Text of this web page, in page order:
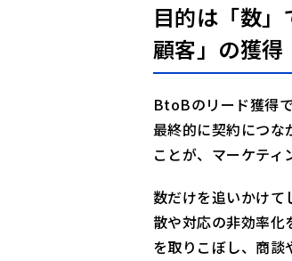
目的は「数
顧客」の獲得
BtoBのリード獲得
最終的に契約につな
ことが、マーケティ
数だけを追いかけて
散や対応の非効率化
を取りこぼし、商談